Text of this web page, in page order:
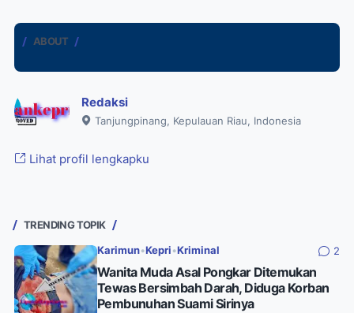
ABOUT
Redaksi
Tanjungpinang, Kepulauan Riau, Indonesia
Lihat profil lengkapku
TRENDING TOPIK
Karimun•Kepri •Kriminal 2
Wanita Muda Asal Pongkar Ditemukan
Tewas Bersimbah Darah, Diduga Korban
Pembunuhan Suami Sirinya